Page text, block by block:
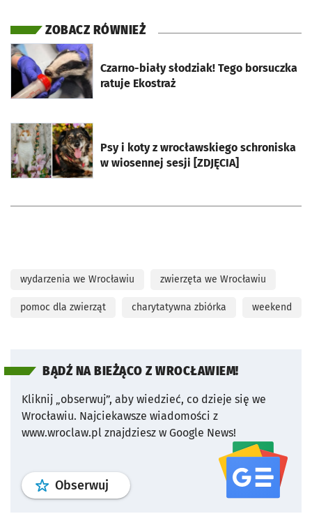
ZOBACZ RÓWNIEŻ
Czarno-biały słodziak! Tego borsuczka
ratuje Ekostraż
otworzy się w nowej karcie
Psy i koty z wrocławskiego schroniska
w wiosennej sesji [ZDJĘCIA]
otworzy się w nowej karcie
wydarzenia we Wrocławiu zwierzęta we Wrocławiu
pomoc dla zwierząt charytatywna zbiórka weekend
BĄDŹ NA BIEŻĄCO Z WROCŁAWIEM!
Kliknij „obserwuj”, aby wiedzieć, co dzieje się we
Wrocławiu. Najciekawsze wiadomości z
www.wroclaw.pl znajdziesz w Google News!
Obserwuj profil serwisu